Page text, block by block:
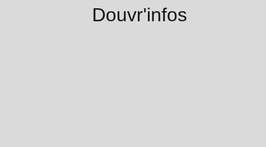
Douvr'infos